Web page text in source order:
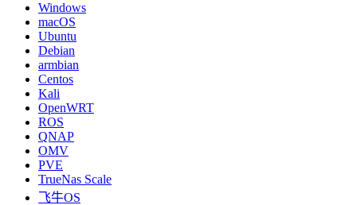
Windows
macOS
Ubuntu
Debian
armbian
Centos
Kali
OpenWRT
ROS
QNAP
OMV
PVE
TrueNas Scale
飞牛OS